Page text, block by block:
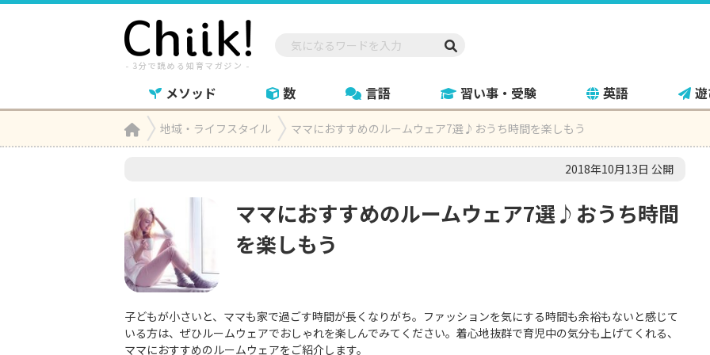
メソッド 数 言語 習い事・受験 英語
Home地域・ライフスタイル ママにおすすめのルームウェア7選♪おうち時間を楽しもう
2018年10月13日 公開
ママにおすすめのルームウェア7選♪おうち時間
を楽しもう
子どもが小さいと、ママも家で過ごす時間が長くなりがち。ファッションを気にする時間も余裕もないと感じて
いる方は、ぜひルームウェアでおしゃれを楽しんでみてください。着心地抜群で育児中の気分も上げてくれる、
ママにおすすめのルームウェアをご紹介します。